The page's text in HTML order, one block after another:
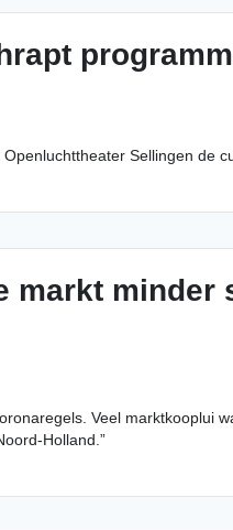
Sellingen de
markt minder
Veel
Holland.”